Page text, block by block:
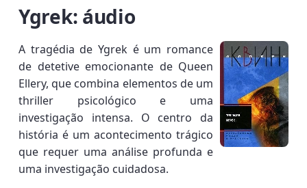
Ygrek: áudio
A tragédia de Ygrek é um romance
de detetive emocionante de Queen
Ellery, que combina elementos de um
thriller psicológico e uma
investigação intensa. O centro da
história é um acontecimento trágico
que requer uma análise profunda e
uma investigação cuidadosa.